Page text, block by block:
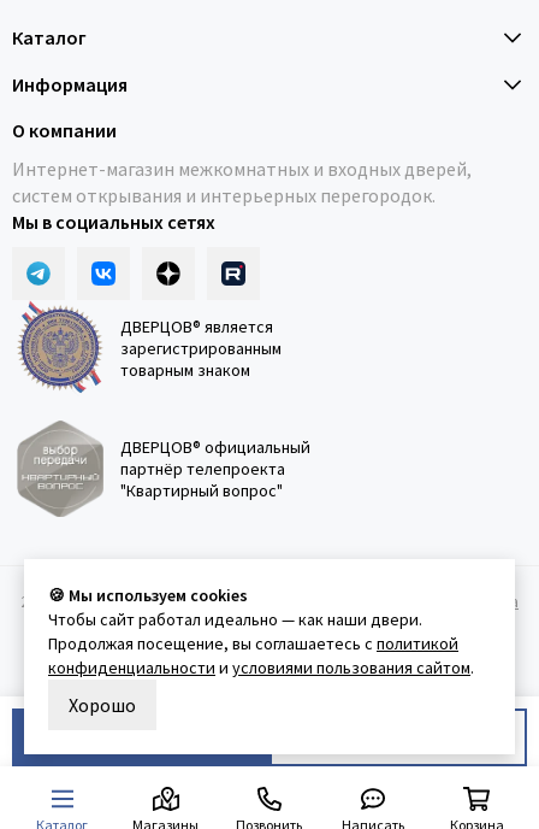
Каталог
Информация
О компании
Интернет-магазин межкомнатных и входных дверей,
систем открывания и интерьерных перегородок.
Мы в социальных сетях
ДВЕРЦОВ® является
зарегистрированным
товарным знаком
ДВЕРЦОВ® официальный
партнёр телепроекта
"Квартирный вопрос"
2011-2026 © Дверцов. Карта сайта
Политика
конфеденциальности Условия использования сайта
Каталог Магазины Позвонить Написать Корзина
🍪 Мы используем cookies
Чтобы сайт работал идеально — как наши двери.
Продолжая посещение, вы соглашаетесь с политикой
конфиденциальности и условиями пользования сайтом.
Хорошо